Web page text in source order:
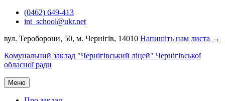
Перейти(0462) 649-413
int_school@ukr.net
вул. Тероборони, 50, м. Чернігів, 14010 Напишіть нам листа →
Комунальний заклад "Чернігівський ліцей" Чернігівської
обласної ради
Меню